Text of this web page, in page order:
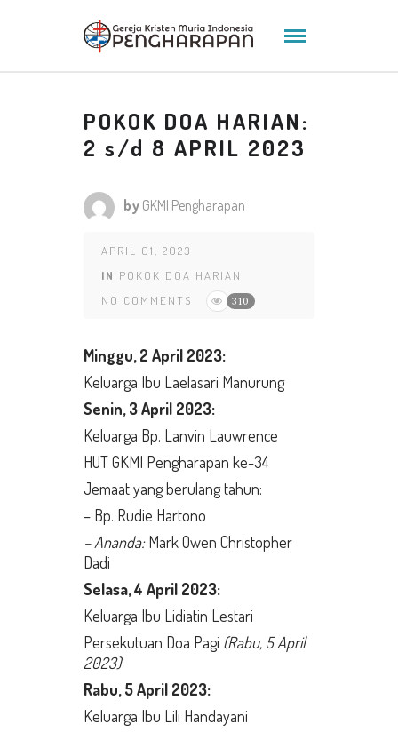
POKOK DOA HARIAN:
2 s/d 8 APRIL 2023
by GKMI Pengharapan
APRIL 01, 2023
IN POKOK DOA HARIAN
NO COMMENTS
310
Minggu, 2 April 2023:
Keluarga Ibu Laelasari Manurung
Senin, 3 April 2023:
Keluarga Bp. Lanvin Lauwrence
HUT GKMI Pengharapan ke-34
Jemaat yang berulang tahun:
– Bp. Rudie Hartono
– Ananda:Mark Owen Christopher
Dadi
Selasa, 4 April 2023:
Keluarga Ibu Lidiatin Lestari
Persekutuan Doa Pagi (Rabu, 5 April
2023)
Rabu, 5 April 2023:
Keluarga Ibu Lili Handayani